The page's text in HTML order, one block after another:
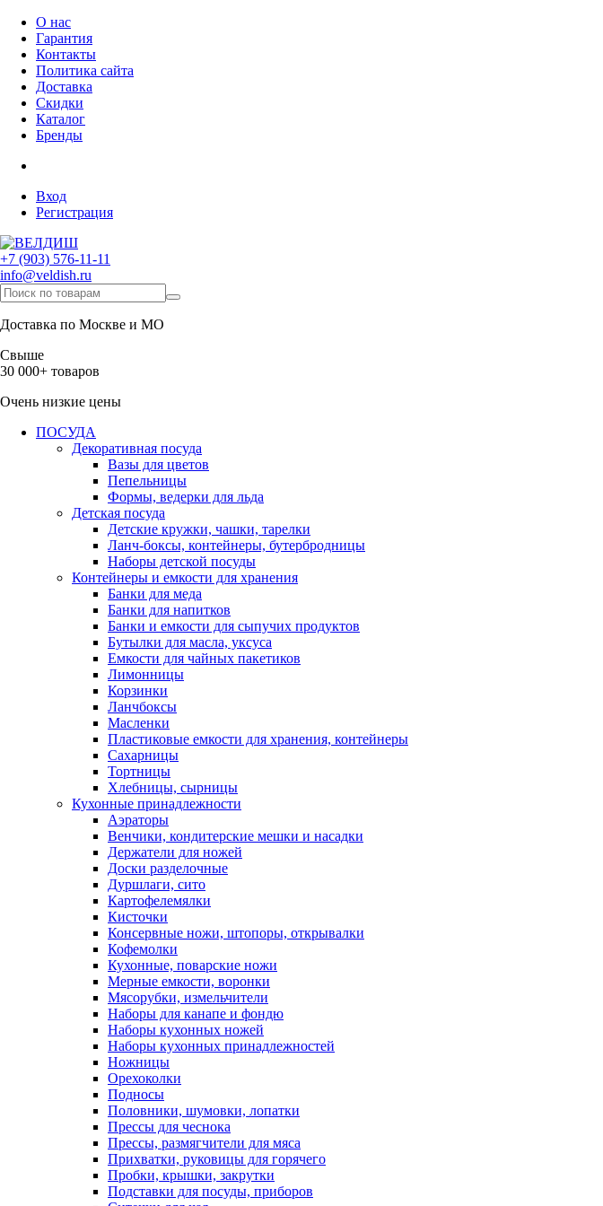
О нас
Гарантия
Контакты
Политика сайта
Доставка
Скидки
Каталог
Бренды
Вход
Регистрация
+7 (903) 576-11-11
info@veldish.ru
Доставка по Москве и МО
Свыше
30 000+ товаров
Очень низкие цены
ПОСУДА
Декоративная посуда
Вазы для цветов
Пепельницы
Формы, ведерки для льда
Детская посуда
Детские кружки, чашки, тарелки
Ланч-боксы, контейнеры, бутербродницы
Наборы детской посуды
Контейнеры и емкости для хранения
Банки для меда
Банки для напитков
Банки и емкости для сыпучих продуктов
Бутылки для масла, уксуса
Емкости для чайных пакетиков
Лимонницы
Корзинки
Ланчбоксы
Масленки
Пластиковые емкости для хранения, контейнеры
Сахарницы
Тортницы
Хлебницы, сырницы
Кухонные принадлежности
Аэраторы
Венчики, кондитерские мешки и насадки
Держатели для ножей
Доски разделочные
Дуршлаги, сито
Картофелемялки
Кисточки
Консервные ножи, штопоры, открывалки
Кофемолки
Кухонные, поварские ножи
Мерные емкости, воронки
Мясорубки, измельчители
Наборы для канапе и фондю
Наборы кухонных ножей
Наборы кухонных принадлежностей
Ножницы
Орехоколки
Подносы
Половники, шумовки, лопатки
Прессы для чеснока
Прессы, размягчители для мяса
Прихватки, руковицы для горячего
Пробки, крышки, закрутки
Подставки для посуды, приборов